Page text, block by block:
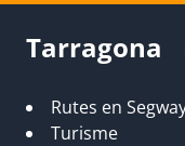
Tarragona
Rutes en
Turisme